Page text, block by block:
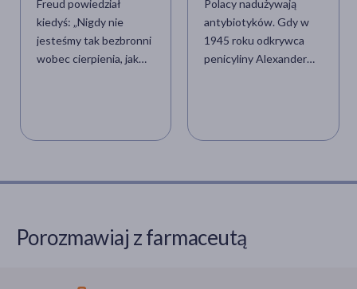
Freud powiedział
kiedyś: „Nigdy nie
jesteśmy tak bezbronni
wobec cierpienia, jak
ojca psychoanalizy dziś
zaskakująco aktualny.
Polacy nadużywają
antybiotyków. Gdy w
1945 roku odkrywca
penicyliny Alexander
stosował antybiotyki
Dziś okazuje się, że te
Porozmawiaj z farmaceutą